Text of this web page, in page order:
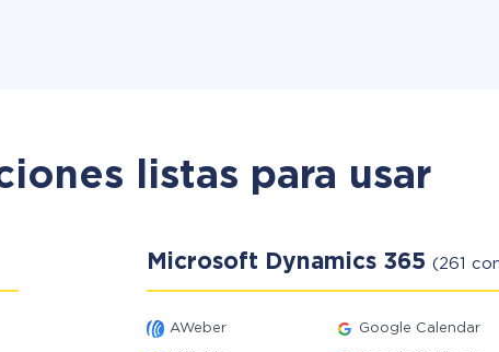
listas para usar
Microsoft Dynamics 365 (261
AWeber Google Calendar